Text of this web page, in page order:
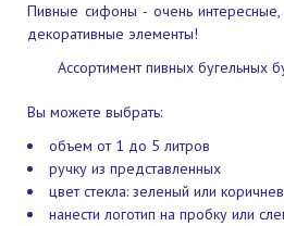
Пивные сифоны - очень
декоративные элементы!
Ассортимент пивных бугельных
Вы можете выбрать:
объем от 1 до 5 литров
ручку из представленных
цвет стекла: зеленый или
нанести логотип на пробку или